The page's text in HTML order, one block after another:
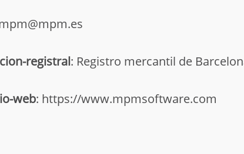
registral: Registro mercantil de
web: https://www.mpmsoftware.com